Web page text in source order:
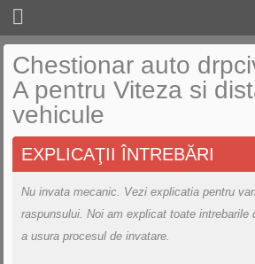
CHESTIONARE
LEGISLATIE
CURSURI
UTILE
SCOLI DE SOFERI
Chestionar auto
A pentru Viteza si
vehicule
EXPLICAŢII ÎNTREBĂRI
Nu invata mecanic. Vezi explicatia pentru
raspunsului. Noi am explicat toate intrebarile
a usura procesul de invatare.